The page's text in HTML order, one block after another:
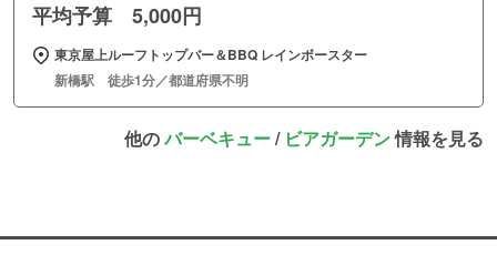
平均予算 5,000円
東京屋上ルーフトップバー＆BBQ レインボースター
新橋駅 徒歩1分／都道府県不明
他のバーベキュー/ ビアガーデン情報を見る